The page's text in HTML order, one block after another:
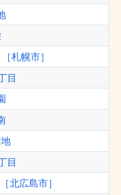
札幌市］
目
目
北広島市］